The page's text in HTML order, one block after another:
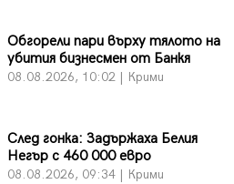
Обгорели пари върху тялото на
убития бизнесмен от Банкя
08.08.2026, 10:02 | Крими
След гонка: Задържаха Белия
Негър с 460 000 евро
08.08.2026, 09:34 | Крими